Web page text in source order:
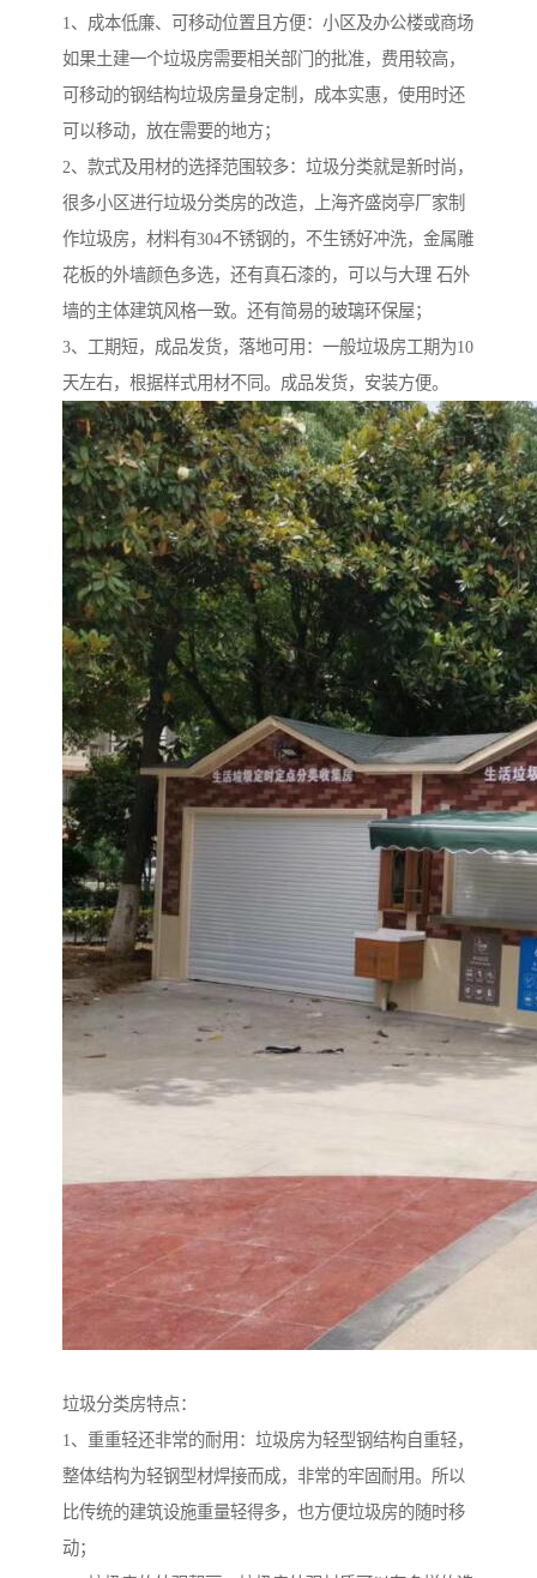
1、成本低廉、可移动位置且方便：小区及办公楼或商场
如果土建一个垃圾房需要相关部门的批准，费用较高，
可移动的钢结构垃圾房量身定制，成本实惠，使用时还
可以移动，放在需要的地方；
2、款式及用材的选择范围较多：垃圾分类就是新时尚，
很多小区进行垃圾分类房的改造，上海齐盛岗亭厂家制
作垃圾房，材料有304不锈钢的，不生锈好冲洗，金属雕
花板的外墙颜色多选，还有真石漆的，可以与大理 石外
墙的主体建筑风格一致。还有简易的玻璃环保屋；
3、工期短，成品发货，落地可用：一般垃圾房工期为10
天左右，根据样式用材不同。成品发货，安装方便。
垃圾分类房特点：
1、重重轻还非常的耐用：垃圾房为轻型钢结构自重轻，
整体结构为轻钢型材焊接而成，非常的牢固耐用。所以
比传统的建筑设施重量轻得多，也方便垃圾房的随时移
动；